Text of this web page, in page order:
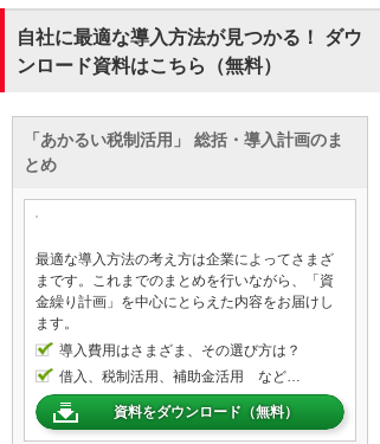
自社に最適な導入方法が見つかる！ ダウ
ンロード資料はこちら（無料）
「あかるい税制活用」 総括・導入計画のま
とめ
最適な導入方法の考え方は企業によってさまざ
まです。これまでのまとめを行いながら、「資
金繰り計画」を中心にとらえた内容をお届けし
ます。
導入費用はさまざま、その選び方は？
借入、税制活用、補助金活用 など…
資料をダウンロード（無料）